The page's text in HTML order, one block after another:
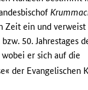
Zeit ein und verweist
50. Jahrestages
er sich auf die
der Evangelischen